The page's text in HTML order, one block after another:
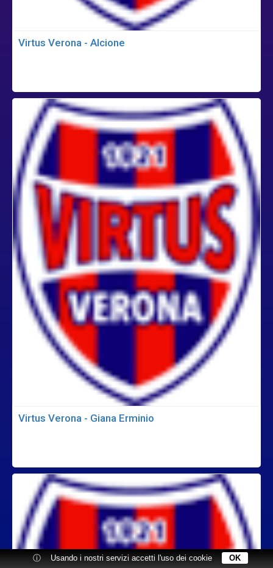
Virtus Verona - Alcione
Virtus Verona - Giana Erminio
ⓘ Usando i nostri servizi accetti l'uso dei cookie OK